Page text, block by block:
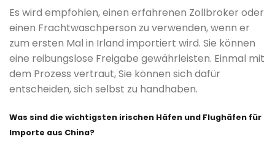
Es wird empfohlen, einen erfahrenen Zollbroker oder
einen Frachtwaschperson zu verwenden, wenn er
zum ersten Mal in Irland importiert wird. Sie können
eine reibungslose Freigabe gewährleisten. Einmal mit
dem Prozess vertraut, Sie können sich dafür
entscheiden, sich selbst zu handhaben.
Was sind die wichtigsten irischen Häfen und Flughäfen für
Importe aus China?